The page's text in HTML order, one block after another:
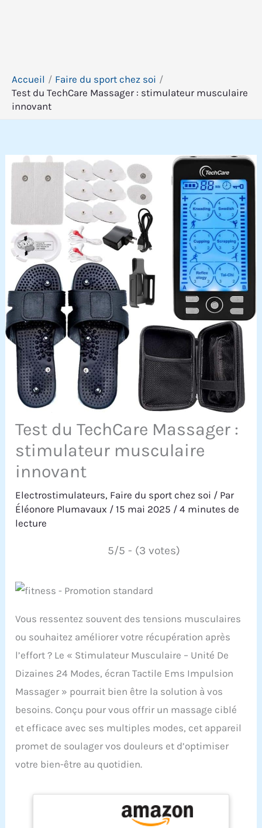
Accueil
Faire du sport chez soi
Test du TechCare Massager : stimulateur musculaire
innovant
Test du TechCare Massager :
stimulateur musculaire
innovant
Electrostimulateurs, Faire du sport chez soi / Par
Éléonore Plumavaux /15 mai 2025 /4 minutes de
lecture
5/5 - (3 votes)
Vous ressentez souvent des tensions musculaires
ou souhaitez améliorer votre récupération après
l’effort ? Le « Stimulateur Musculaire – Unité De
Dizaines 24 Modes, écran Tactile Ems Impulsion
Massager » pourrait bien être la solution à vos
besoins. Conçu pour vous offrir un massage ciblé
et efficace avec ses multiples modes, cet appareil
promet de soulager vos douleurs et d’optimiser
votre bien-être au quotidien.